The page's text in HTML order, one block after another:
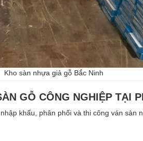
Kho sàn nhựa giả gỗ Bắc Ninh
GỖ CÔNG NGHIỆP TẠI
khẩu, phân phối và thi công ván sàn